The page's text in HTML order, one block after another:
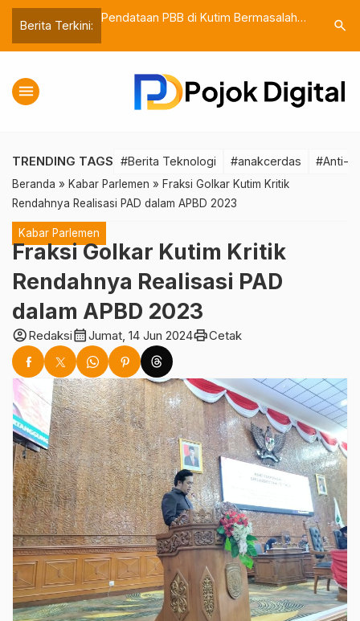
Berita Terkini:
Pendataan PBB di Kutim Bermasalah,
Sistem Pajak
Pintu
Wabup
search
menu
TRENDING TAGS #Berita Teknologi #anakcerdas #Anti-
Beranda » Kabar Parlemen » Fraksi Golkar Kutim Kritik
Rendahnya Realisasi PAD dalam APBD 2023
Kabar Parlemen
Fraksi Golkar Kutim Kritik
Rendahnya Realisasi PAD
dalam APBD 2023
account_circleRedaksicalendar_monthJumat, 14 Jun 2024printCetak